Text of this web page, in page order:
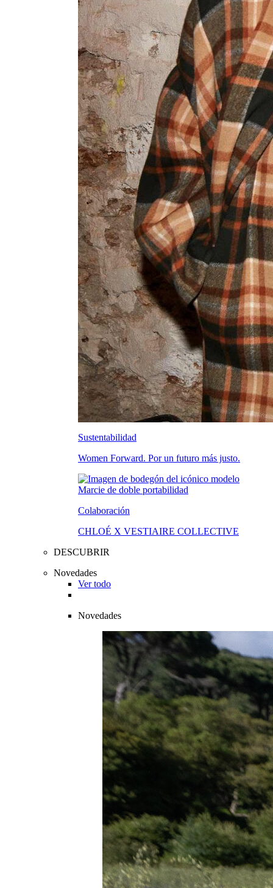
Sustentabilidad
Women Forward. Por un futuro más justo.
Colaboración
CHLOÉ X VESTIAIRE COLLECTIVE
DESCUBRIR
Novedades
Ver todo
Novedades